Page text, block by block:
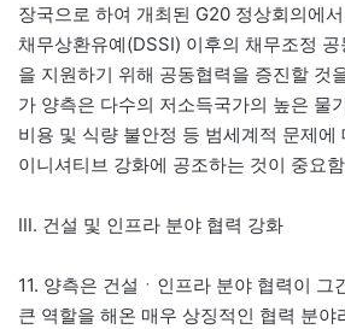
장국으로 하여 개최된 G20 정상회의에
채무상환유예(DSSI) 이후의 채무조정
을 지원하기 위해 공동협력을 증진할 것
가 양측은 다수의 저소득국가의 높은 물
비용 및 식량 불안정 등 범세계적 문제에
이니셔티브 강화에 공조하는 것이 중요
Ⅲ. 건설 및 인프라 분야 협력 강화
11. 양측은 건설ㆍ인프라 분야 협력이 그
큰 역할을 해온 매우 상징적인 협력 분야